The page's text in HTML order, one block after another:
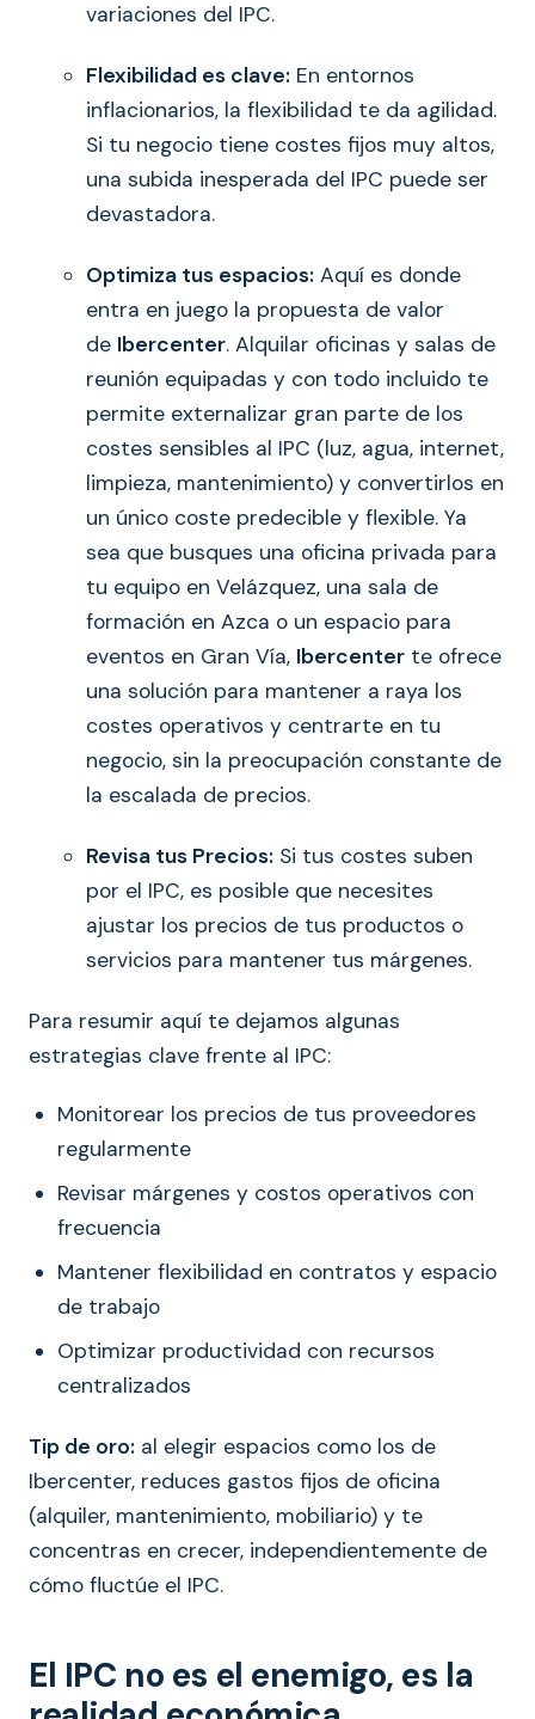
variaciones del IPC.
Flexibilidad es clave: En entornos
inflacionarios, la flexibilidad te da agilidad.
Si tu negocio tiene costes fijos muy altos,
una subida inesperada del IPC puede ser
devastadora.
Optimiza tus espacios: Aquí es donde
entra en juego la propuesta de valor
de Ibercenter. Alquilar oficinas y salas de
reunión equipadas y con todo incluido te
permite externalizar gran parte de los
costes sensibles al IPC (luz, agua, internet,
limpieza, mantenimiento) y convertirlos en
un único coste predecible y flexible. Ya
sea que busques una oficina privada para
tu equipo en Velázquez, una sala de
formación en Azca o un espacio para
eventos en Gran Vía, Ibercenter te ofrece
una solución para mantener a raya los
costes operativos y centrarte en tu
negocio, sin la preocupación constante de
la escalada de precios.
Revisa tus Precios: Si tus costes suben
por el IPC, es posible que necesites
ajustar los precios de tus productos o
servicios para mantener tus márgenes.
Para resumir aquí te dejamos algunas
estrategias clave frente al IPC:
Monitorear los precios de tus proveedores
regularmente
Revisar márgenes y costos operativos con
frecuencia
Mantener flexibilidad en contratos y espacio
de trabajo
Optimizar productividad con recursos
centralizados
Tip de oro: al elegir espacios como los de
Ibercenter, reduces gastos fijos de oficina
(alquiler, mantenimiento, mobiliario) y te
concentras en crecer, independientemente de
cómo fluctúe el IPC.
El IPC no es el enemigo, es la